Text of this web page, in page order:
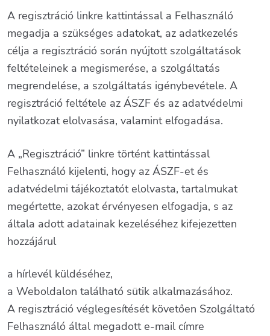
A regisztráció linkre kattintással a Felhasználó
megadja a szükséges adatokat, az adatkezelés
célja a regisztráció során nyújtott szolgáltatások
feltételeinek a megismerése, a szolgáltatás
megrendelése, a szolgáltatás igénybevétele. A
regisztráció feltétele az ÁSZF és az adatvédelmi
nyilatkozat elolvasása, valamint elfogadása.
A „Regisztráció” linkre történt kattintással
Felhasználó kijelenti, hogy az ÁSZF-et és
adatvédelmi tájékoztatót elolvasta, tartalmukat
megértette, azokat érvényesen elfogadja, s az
általa adott adatainak kezeléséhez kifejezetten
hozzájárul
a hírlevél küldéséhez,
a Weboldalon található sütik alkalmazásához.
A regisztráció véglegesítését követően Szolgáltató
Felhasználó által megadott e-mail címre